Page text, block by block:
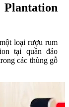
loại rượu rum
tại quần đảo
các thùng gỗ